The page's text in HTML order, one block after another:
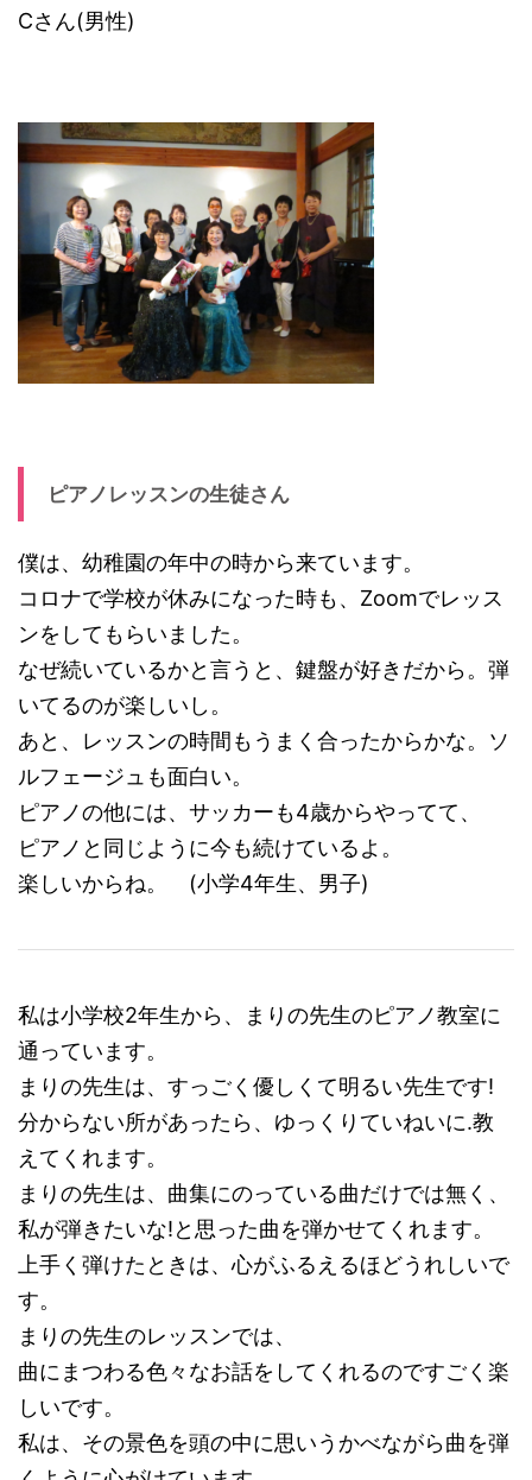
Cさん(男性)
ピアノレッスンの生徒さん
僕は、幼稚園の年中の時から来ています。
コロナで学校が休みになった時も、Zoomでレッス
ンをしてもらいました。
なぜ続いているかと言うと、鍵盤が好きだから。弾
いてるのが楽しいし。
あと、レッスンの時間もうまく合ったからかな。ソ
ルフェージュも面白い。
ピアノの他には、サッカーも4歳からやってて、
ピアノと同じように今も続けているよ。
楽しいからね。 (小学4年生、男子)
私は小学校2年生から、まりの先生のピアノ教室に
通っています。
まりの先生は、すっごく優しくて明るい先生です!
分からない所があったら、ゆっくりていねいに.教
えてくれます。
まりの先生は、曲集にのっている曲だけでは無く、
私が弾きたいな!と思った曲を弾かせてくれます。
上手く弾けたときは、心がふるえるほどうれしいで
す。
まりの先生のレッスンでは、
曲にまつわる色々なお話をしてくれるのですごく楽
しいです。
私は、その景色を頭の中に思いうかべながら曲を弾